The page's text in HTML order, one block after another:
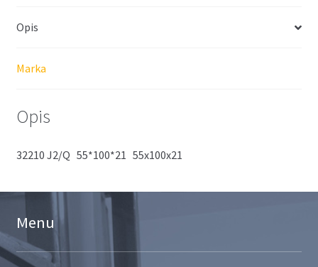
Opis
Marka
Opis
32210 J2/Q 55*100*21 55x100x21
Menu